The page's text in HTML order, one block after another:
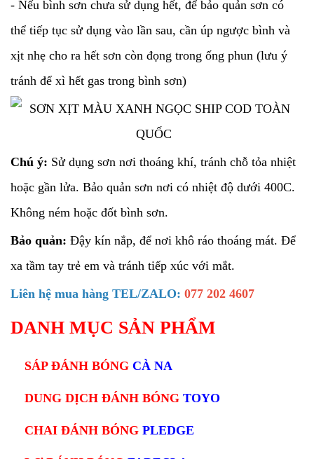
- Nếu bình sơn chưa sử dụng hết, để bảo quản sơn có
thể tiếp tục sử dụng vào lần sau, cần úp ngược bình và
xịt nhẹ cho ra hết sơn còn đọng trong ống phun (lưu ý
tránh để xì hết gas trong bình sơn)
Chú ý: Sử dụng sơn nơi thoáng khí, tránh chỗ tỏa nhiệt
hoặc gần lửa. Bảo quản sơn nơi có nhiệt độ dưới 400C.
Không ném hoặc đốt bình sơn.
Bảo quản: Đậy kín nắp, để nơi khô ráo thoáng mát. Để
xa tầm tay trẻ em và tránh tiếp xúc với mắt.
Liên hệ mua hàng TEL/ZALO: 077 202 4607
DANH MỤC SẢN PHẨM
SÁP ĐÁNH BÓNG CÀ NA
DUNG DỊCH ĐÁNH BÓNG TOYO
CHAI ĐÁNH BÓNG PLEDGE